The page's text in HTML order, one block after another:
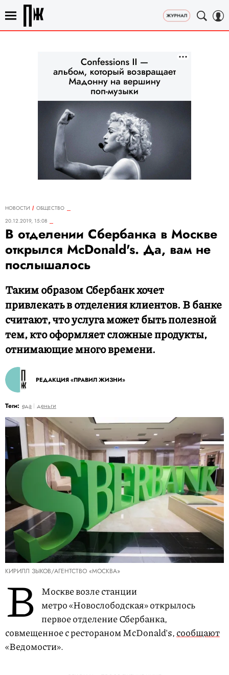
НОВОСТИ
ОБЩЕСТВО
20.12.2019, 15:08
В отделении Сбербанка в Москве
открылся McDonald's. Да, вам не
послышалось
Таким образом Сбербанк хочет
привлекать в отделения клиентов. В банке
считают, что услуга может быть полезной
тем, кто оформляет сложные продукты,
отнимающие много времени.
РЕДАКЦИЯ «ПРАВИЛ ЖИЗНИ»
Теги: еда деньги
КИРИЛЛ ЗЫКОВ/АГЕНТСТВО «МОСКВА»
В
Москве возле станции
метро «Новослободская» открылось
первое отделение Сбербанка,
совмещенное с рестораном McDonald's,сообщают
«Ведомости».